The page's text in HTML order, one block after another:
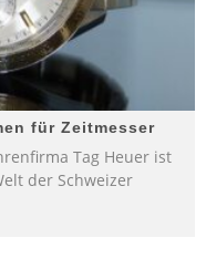
für Zeitmesser
Tag Heuer ist
der Schweizer